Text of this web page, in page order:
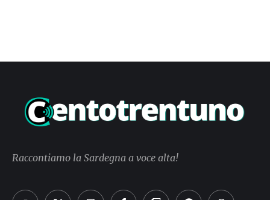
Raccontiamo la Sardegna a voce alta!